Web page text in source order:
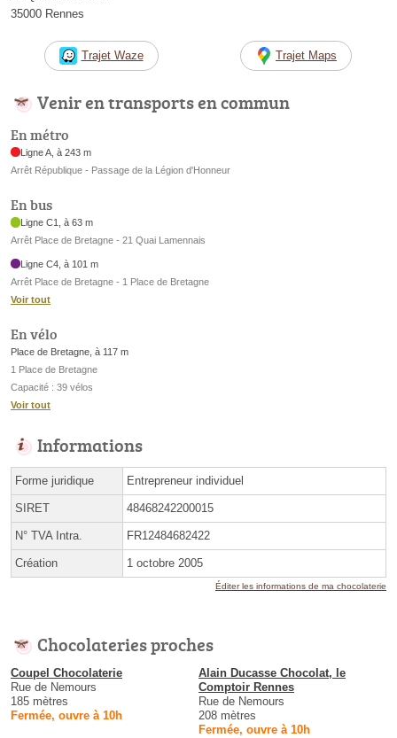
35000 Rennes
Trajet Waze Trajet Maps
Venir en transports en commun
En métro
Ligne A, à 243 m
Arrêt République - Passage de la Légion d'Honneur
En bus
Ligne C1, à 63 m
Arrêt Place de Bretagne - 21 Quai Lamennais
Ligne C4, à 101 m
Arrêt Place de Bretagne - 1 Place de Bretagne
Voir tout
En vélo
Place de Bretagne, à 117 m
1 Place de Bretagne
Capacité : 39 vélos
Voir tout
Informations
Forme juridique Entrepreneur individuel
SIRET 48468242200015
N° TVA Intra. FR12484682422
Création 1 octobre 2005
Éditer les informations de ma chocolaterie
Chocolateries proches
Coupel Chocolaterie
Rue de Nemours
185 mètres
Fermée, ouvre à 10h
Alain Ducasse Chocolat, le
Comptoir Rennes
Rue de Nemours
208 mètres
Fermée, ouvre à 10h